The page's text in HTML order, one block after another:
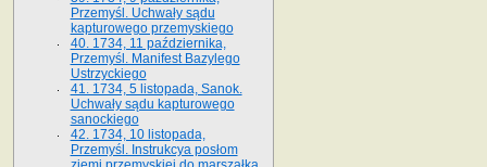
Przemyśl. Uchwały sądu
kapturowego przemyskiego
40. 1734, 11 października,
Przemyśl. Manifest Bazylego
Ustrzyckiego
41. 1734, 5 listopada, Sanok.
Uchwały sądu kapturowego
sanockiego
42. 1734, 10 listopada,
Przemyśl. Instrukcya posłom